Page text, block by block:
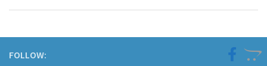
FOLLOW: